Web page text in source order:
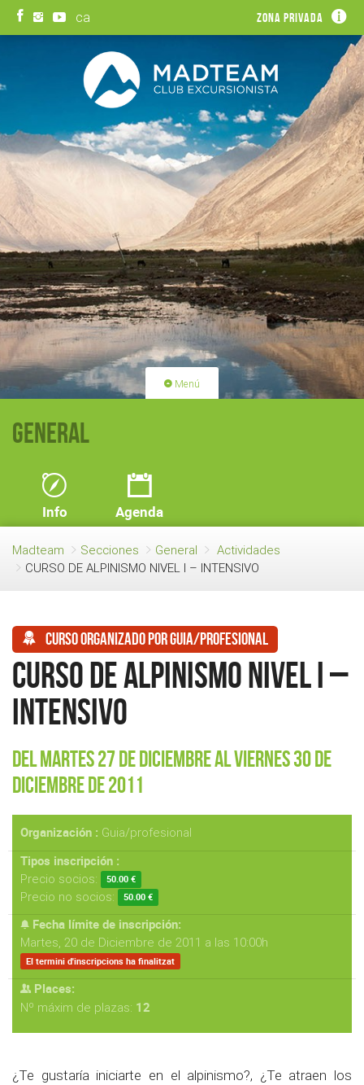
ca Zona privada
Menú
HAZTE SOCIO
General
Info Agenda
Madteam Secciones General
Actividades
CURSO DE ALPINISMO NIVEL I – INTENSIVO
Curso organizado por guia/profesional
CURSO DE ALPINISMO NIVEL I –
INTENSIVO
Del Martes 27 de Diciembre al Viernes 30 de
Diciembre de 2011
Organización : Guia/profesional
Tipos inscripción :
Precio socios: 50.00 €
Precio no socios: 50.00 €
Fecha límite de inscripción:
Martes, 20 de Diciembre de 2011 a las 10:00h
El termini d'inscripcions ha finalitzat
Places:
Nº máxim de plazas: 12
¿Te gustaría iniciarte en el alpinismo?, ¿Te atraen los